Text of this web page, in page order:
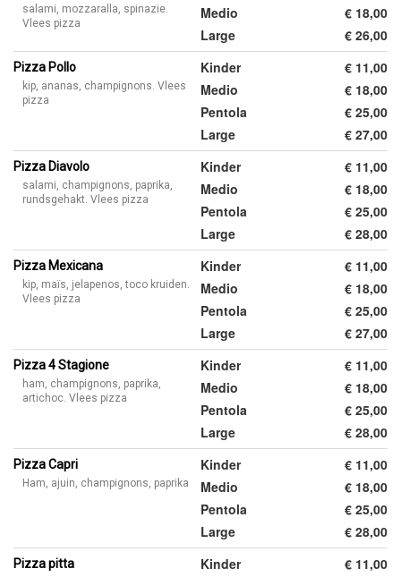
salami, mozzaralla, spinazie.
Vlees pizza
Medio
€ 18,00
Large
€ 26,00
Pizza Pollo
kip, ananas, champignons. Vlees
pizza
Kinder
€ 11,00
Medio
€ 18,00
Pentola
€ 25,00
Large
€ 27,00
Pizza Diavolo
salami, champignons, paprika,
rundsgehakt. Vlees pizza
Kinder
€ 11,00
Medio
€ 18,00
Pentola
€ 25,00
Large
€ 28,00
Pizza Mexicana
kip, maïs, jelapenos, toco kruiden.
Vlees pizza
Kinder
€ 11,00
Medio
€ 18,00
Pentola
€ 25,00
Large
€ 27,00
Pizza 4 Stagione
ham, champignons, paprika,
artichoc. Vlees pizza
Kinder
€ 11,00
Medio
€ 18,00
Pentola
€ 25,00
Large
€ 28,00
Pizza Capri
Ham, ajuin, champignons, paprika
Kinder
€ 11,00
Medio
€ 18,00
Pentola
€ 25,00
Large
€ 28,00
Pizza pitta Kinder
€ 11,00